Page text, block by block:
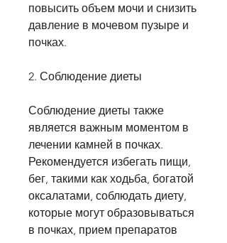
повысить объем мочи и снизить
давление в мочевом пузыре и
почках.
2. Соблюдение диеты
Соблюдение диеты также
является важным моментом в
лечении камней в почках.
Рекомендуется избегать пищи,
бег, такими как ходьба, богатой
оксалатами, соблюдать диету,
которые могут образовываться
в почках, прием препаратов